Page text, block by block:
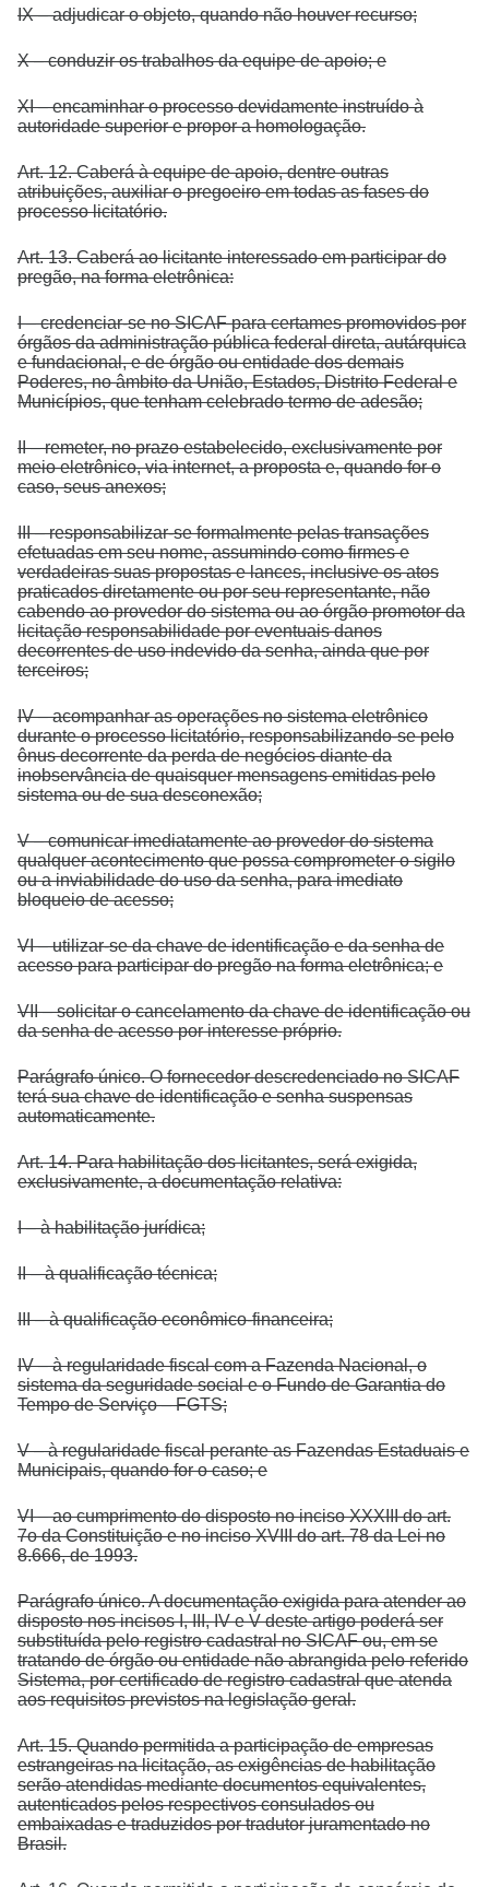
IX – adjudicar o objeto, quando não houver recurso;
X – conduzir os trabalhos da equipe de apoio; e
XI – encaminhar o processo devidamente instruído à
autoridade superior e propor a homologação.
Art. 12. Caberá à equipe de apoio, dentre outras
atribuições, auxiliar o pregoeiro em todas as fases do
processo licitatório.
Art. 13. Caberá ao licitante interessado em participar do
pregão, na forma eletrônica:
I – credenciar-se no SICAF para certames promovidos por
órgãos da administração pública federal direta, autárquica
e fundacional, e de órgão ou entidade dos demais
Poderes, no âmbito da União, Estados, Distrito Federal e
Municípios, que tenham celebrado termo de adesão;
II – remeter, no prazo estabelecido, exclusivamente por
meio eletrônico, via internet, a proposta e, quando for o
caso, seus anexos;
III – responsabilizar-se formalmente pelas transações
efetuadas em seu nome, assumindo como firmes e
verdadeiras suas propostas e lances, inclusive os atos
praticados diretamente ou por seu representante, não
cabendo ao provedor do sistema ou ao órgão promotor da
licitação responsabilidade por eventuais danos
decorrentes de uso indevido da senha, ainda que por
terceiros;
IV – acompanhar as operações no sistema eletrônico
durante o processo licitatório, responsabilizando-se pelo
ônus decorrente da perda de negócios diante da
inobservância de quaisquer mensagens emitidas pelo
sistema ou de sua desconexão;
V – comunicar imediatamente ao provedor do sistema
qualquer acontecimento que possa comprometer o sigilo
ou a inviabilidade do uso da senha, para imediato
bloqueio de acesso;
VI – utilizar-se da chave de identificação e da senha de
acesso para participar do pregão na forma eletrônica; e
VII – solicitar o cancelamento da chave de identificação ou
da senha de acesso por interesse próprio.
Parágrafo único. O fornecedor descredenciado no SICAF
terá sua chave de identificação e senha suspensas
automaticamente.
Art. 14. Para habilitação dos licitantes, será exigida,
exclusivamente, a documentação relativa:
I – à habilitação jurídica;
II – à qualificação técnica;
III – à qualificação econômico-financeira;
IV – à regularidade fiscal com a Fazenda Nacional, o
sistema da seguridade social e o Fundo de Garantia do
Tempo de Serviço – FGTS;
V – à regularidade fiscal perante as Fazendas Estaduais e
Municipais, quando for o caso; e
VI – ao cumprimento do disposto no inciso XXXIII do art.
7o da Constituição e no inciso XVIII do art. 78 da Lei no
8.666, de 1993.
Parágrafo único. A documentação exigida para atender ao
disposto nos incisos I, III, IV e V deste artigo poderá ser
substituída pelo registro cadastral no SICAF ou, em se
tratando de órgão ou entidade não abrangida pelo referido
Sistema, por certificado de registro cadastral que atenda
aos requisitos previstos na legislação geral.
Art. 15. Quando permitida a participação de empresas
estrangeiras na licitação, as exigências de habilitação
serão atendidas mediante documentos equivalentes,
autenticados pelos respectivos consulados ou
embaixadas e traduzidos por tradutor juramentado no
Brasil.